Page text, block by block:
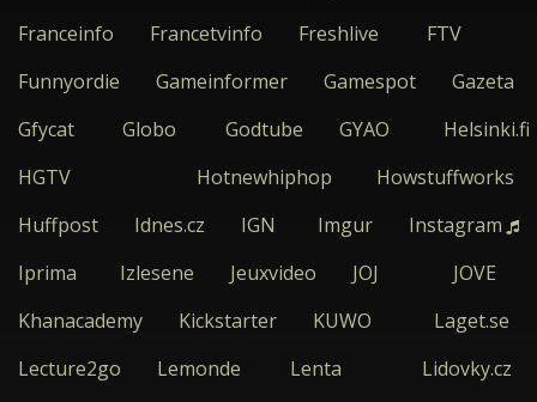
Franceinfo
Francetvinfo Freshlive
FTV
Funnyordie
Gameinformer Gamespot
Gazeta
Gfycat
Globo Godtube GYAO
Helsinki.fi
HGTV
Hotnewhiphop
Howstuffworks
Huffpost
Idnes.cz IGN Imgur
Instagram
Iprima
Izlesene Jeuxvideo JOJ
JOVE
Khanacademy
Kickstarter KUWO
Laget.se
Lecture2go
Lemonde Lenta
Lidovky.cz